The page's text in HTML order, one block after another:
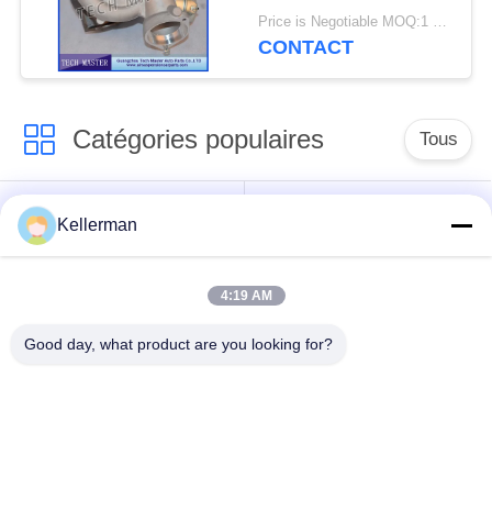
de turbocompresseur
de GT2260V
Price is Negotiable MOQ:1 pcs
CONTACT
Catégories populaires Tous
Choc de suspension
d'air
benz
pièces de suspension
Kellerman
4:19 AM
Good day, what product are you looking for?